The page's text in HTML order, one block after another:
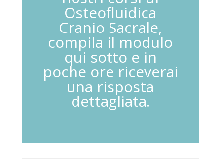
Osteofluidica
Cranio Sacrale,
compila il modulo
qui sotto e in
poche ore riceverai
una risposta
dettagliata.